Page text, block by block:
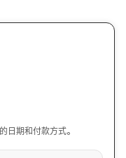
日期和付款方式。